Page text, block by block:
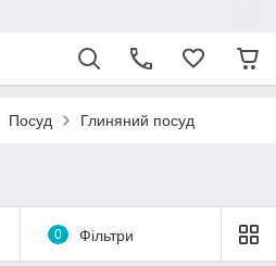
Посуд Глиняний посуд
0 Фільтри